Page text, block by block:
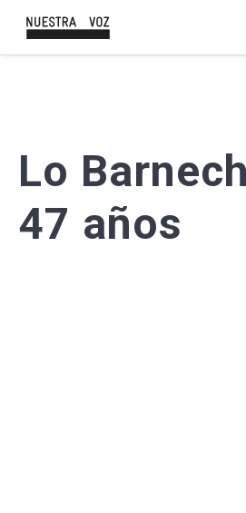
Lo
47 años